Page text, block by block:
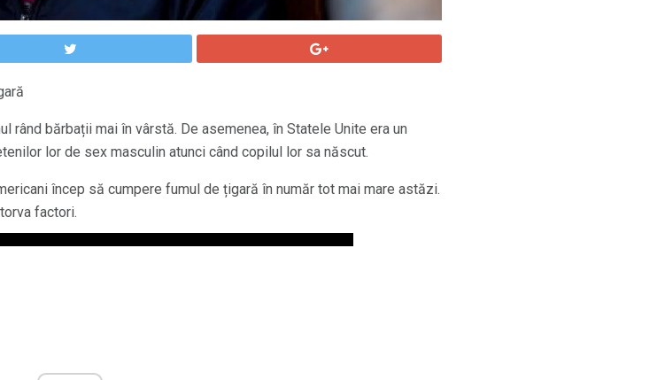
rând bărbații mai în vârstă. De asemenea, în Statele Unite era un
lor de sex masculin atunci când copilul lor sa născut.
încep să cumpere fumul de țigară în număr tot mai mare astăzi.
factori.